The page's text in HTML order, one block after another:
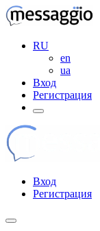
RU
en
ua
Вход
Регистрация
Вход
Регистрация